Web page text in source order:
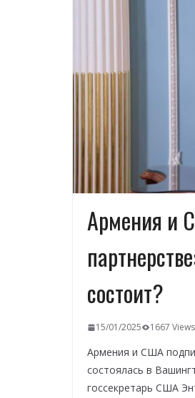
Армения и
состоит?
15/01/2025 1667 Views
Армения и США
состоялась в
госсекретарь США